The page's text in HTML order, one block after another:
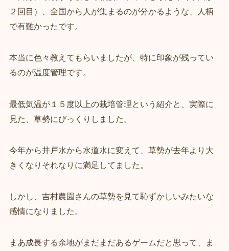
２回目）、全国から人が集まるのが分かるような、人柄
で有難かったです。
本当に色々教えてもらいましたが、特に印象が残ってい
るのが温度管理です。
最低気温が１５度以上の栽培管理という紹介と、実際に
見た、草勢にびっくりしました。
今年から井戸水から水道水に変えて、草勢が去年より大
きくなりそれなりに満足してました。
しかし、吉村農園さんの草勢を見て恥ずかしいみたいな
感情になりました。
まあ成長する余地がまだまだあるゲームだと思って、ま